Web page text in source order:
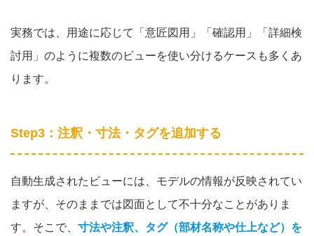
実務では、用途に応じて「意匠図用」「確認用」「詳細検
討用」のように複数のビューを使い分けるケースも多くあ
ります。
Step3：注釈・寸法・タグを追加する
自動生成されたビューには、モデルの情報が反映されてい
ますが、そのままでは図面として不十分なことがありま
す。そこで、 寸法や注釈、タグ（部材名称や仕上など）を